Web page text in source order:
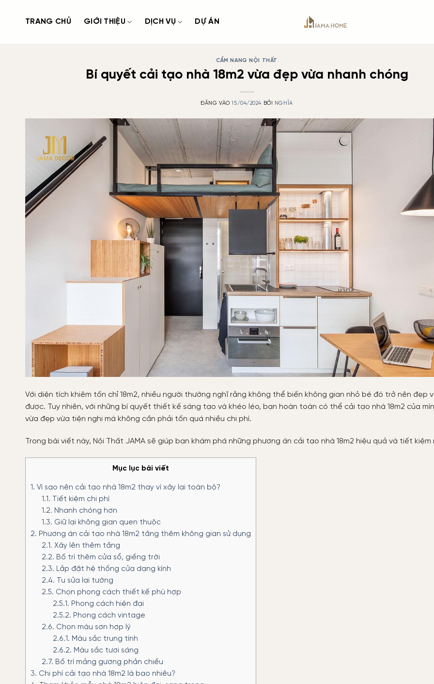
TRANG CHỦ GIỚI THIỆU DỊCH VỤ DỰ ÁN
CẨM NANG NỘI THẤT
Bí quyết cải tạo nhà 18m2 vừa đẹp vừa nhanh chóng
ĐĂNG VÀO15/04/2024 BỞI NGHĨA
Với diện tích khiêm tốn chỉ 18m2, nhiều người thường nghĩ rằng không thể biến không gian nhỏ bé đó trở nên đẹp
được. Tuy nhiên, với những bí quyết thiết kế sáng tạo và khéo léo, bạn hoàn toàn có thể cải tạo nhà 18m2 của
vừa đẹp vừa tiện nghi mà không cần phải tốn quá nhiều chi phí.
Trong bài viết này, Nội Thất JAMA sẽ giúp bạn khám phá những phương án cải tạo nhà 18m2 hiệu quả và tiết kiệm
Mục lục bài viết
1. Vì sao nên cải tạo nhà 18m2 thay vì xây lại toàn bộ?
1.1. Tiết kiệm chi phí
1.2. Nhanh chóng hơn
1.3. Giữ lại không gian quen thuộc
2. Phương án cải tạo nhà 18m2 tăng thêm không gian sử dụng
2.1. Xây lên thêm tầng
2.2. Bố trí thêm cửa sổ, giếng trời
2.3. Lắp đặt hệ thống cửa dạng kính
2.4. Tu sửa lại tường
2.5. Chọn phong cách thiết kế phù hợp
2.5.1. Phong cách hiện đại
2.5.2. Phong cách vintage
2.6. Chọn màu sơn hợp lý
2.6.1. Màu sắc trung tính
2.6.2. Màu sắc tươi sáng
2.7. Bố trí mảng gương phản chiếu
3. Chi phí cải tạo nhà 18m2 là bao nhiêu?